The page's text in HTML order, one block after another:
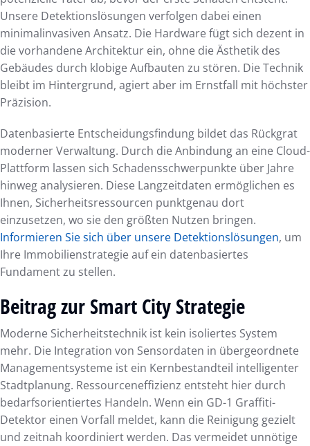
Unsere Detektionslösungen verfolgen dabei einen
minimalinvasiven Ansatz. Die Hardware fügt sich dezent in
die vorhandene Architektur ein, ohne die Ästhetik des
Gebäudes durch klobige Aufbauten zu stören. Die Technik
bleibt im Hintergrund, agiert aber im Ernstfall mit höchster
Präzision.
Datenbasierte Entscheidungsfindung bildet das Rückgrat
moderner Verwaltung. Durch die Anbindung an eine Cloud-
Plattform lassen sich Schadensschwerpunkte über Jahre
hinweg analysieren. Diese Langzeitdaten ermöglichen es
Ihnen, Sicherheitsressourcen punktgenau dort
einzusetzen, wo sie den größten Nutzen bringen.
Informieren Sie sich über unsere Detektionslösungen, um
Ihre Immobilienstrategie auf ein datenbasiertes
Fundament zu stellen.
Beitrag zur Smart City Strategie
Moderne Sicherheitstechnik ist kein isoliertes System
mehr. Die Integration von Sensordaten in übergeordnete
Managementsysteme ist ein Kernbestandteil intelligenter
Stadtplanung. Ressourceneffizienz entsteht hier durch
bedarfsorientiertes Handeln. Wenn ein GD-1 Graffiti-
Detektor einen Vorfall meldet, kann die Reinigung gezielt
und zeitnah koordiniert werden. Das vermeidet unnötige